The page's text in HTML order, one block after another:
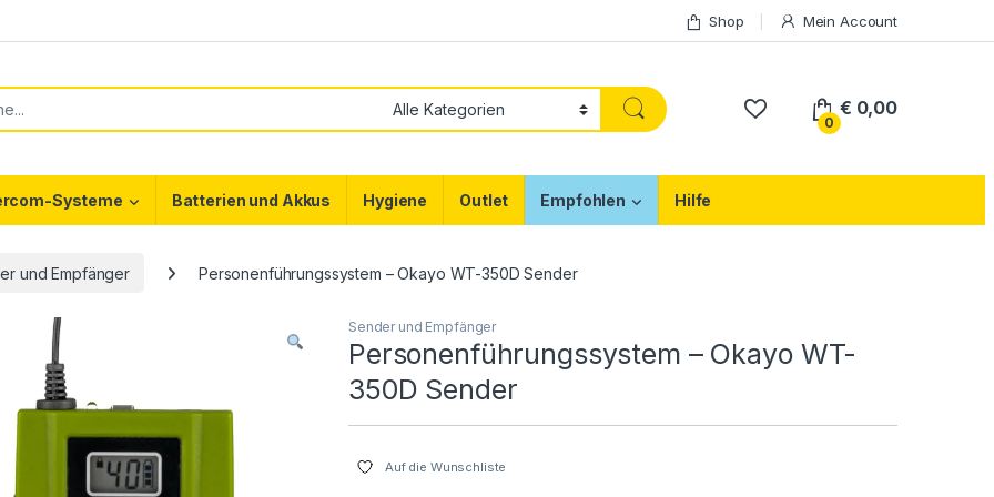
Shop Mein Account
0
€ 0,00
Systeme Batterien und Akkus Hygiene Outlet Empfohlen Hilfe
und Empfänger Personenführungssystem – Okayo WT-350D Sender
Sender und Empfänger
Personenführungssystem – Okayo WT-
350D Sender
Auf die Wunschliste